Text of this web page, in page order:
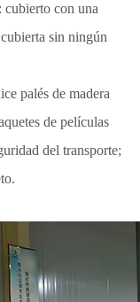
cubierto con una
sin ningún
palés de madera
de películas
del transporte;